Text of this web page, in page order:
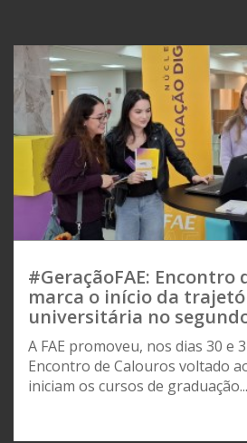
#GeraçãoFAE: Encontro
marca o início da
universitária no
A FAE promoveu, nos dias 30 e
Encontro de Calouros voltado
iniciam os cursos de graduação...